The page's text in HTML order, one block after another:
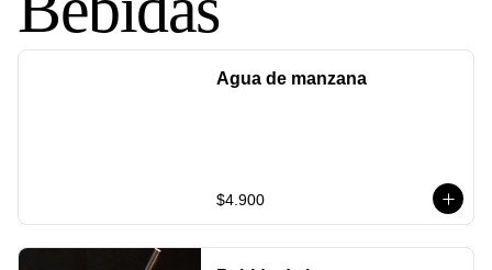
Agua de manzana
$4.900